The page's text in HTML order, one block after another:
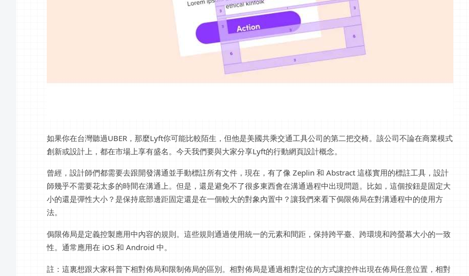
如果你在台灣聽過UBER，那麼Lyft你可能比較陌生，但他是美國共乘交通工具公司的第二把交椅。該公司不論在商業模式
創新或設計上，都在市場上享有盛名。今天我們要與大家分享Lyft的行動網頁設計概念。
曾經，設計師們都需要去跟開發溝通並手動標註所有文件，現在，有了像 Zeplin 和 Abstract 這樣實用的標註工具，設計
師幾乎不需要花太多的時間在溝通上。但是，還是避免不了很多東西會在溝通過程中出現問題。比如，這個按鈕是固定大
小的還是彈性大小？是保持底部邊距固定還是在一個較大的對象內置中？讓我們來看下侷限佈局在對溝通程中的使用方
法。
侷限佈局是定義控製應用中內容的規則。這些規則通過使用統一的元素和間距，保持跨平臺、跨環境和跨螢幕大小的一致
性。通常應用在 iOS 和 Android 中。
註：這裏想跟大家科普下相對佈局和限制佈局的區別。相對佈局是通過相對定位的方式讓控件出現在佈局任意位置，相對